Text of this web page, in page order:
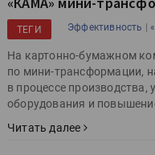
ТЕГИ Эффективность |
На картонно-бумажном
по мини-трансформации,
в процессе
оборудования и
Читать далее